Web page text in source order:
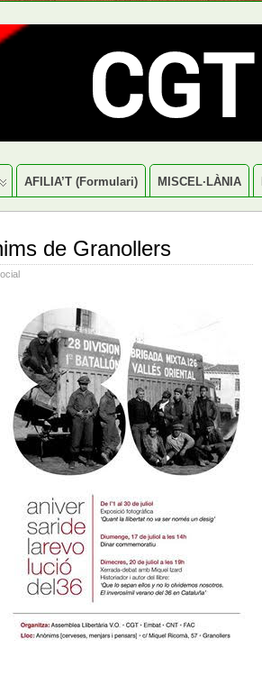
AFILIA’T (formulari) MISCEL·LÀNIA
de Granollers